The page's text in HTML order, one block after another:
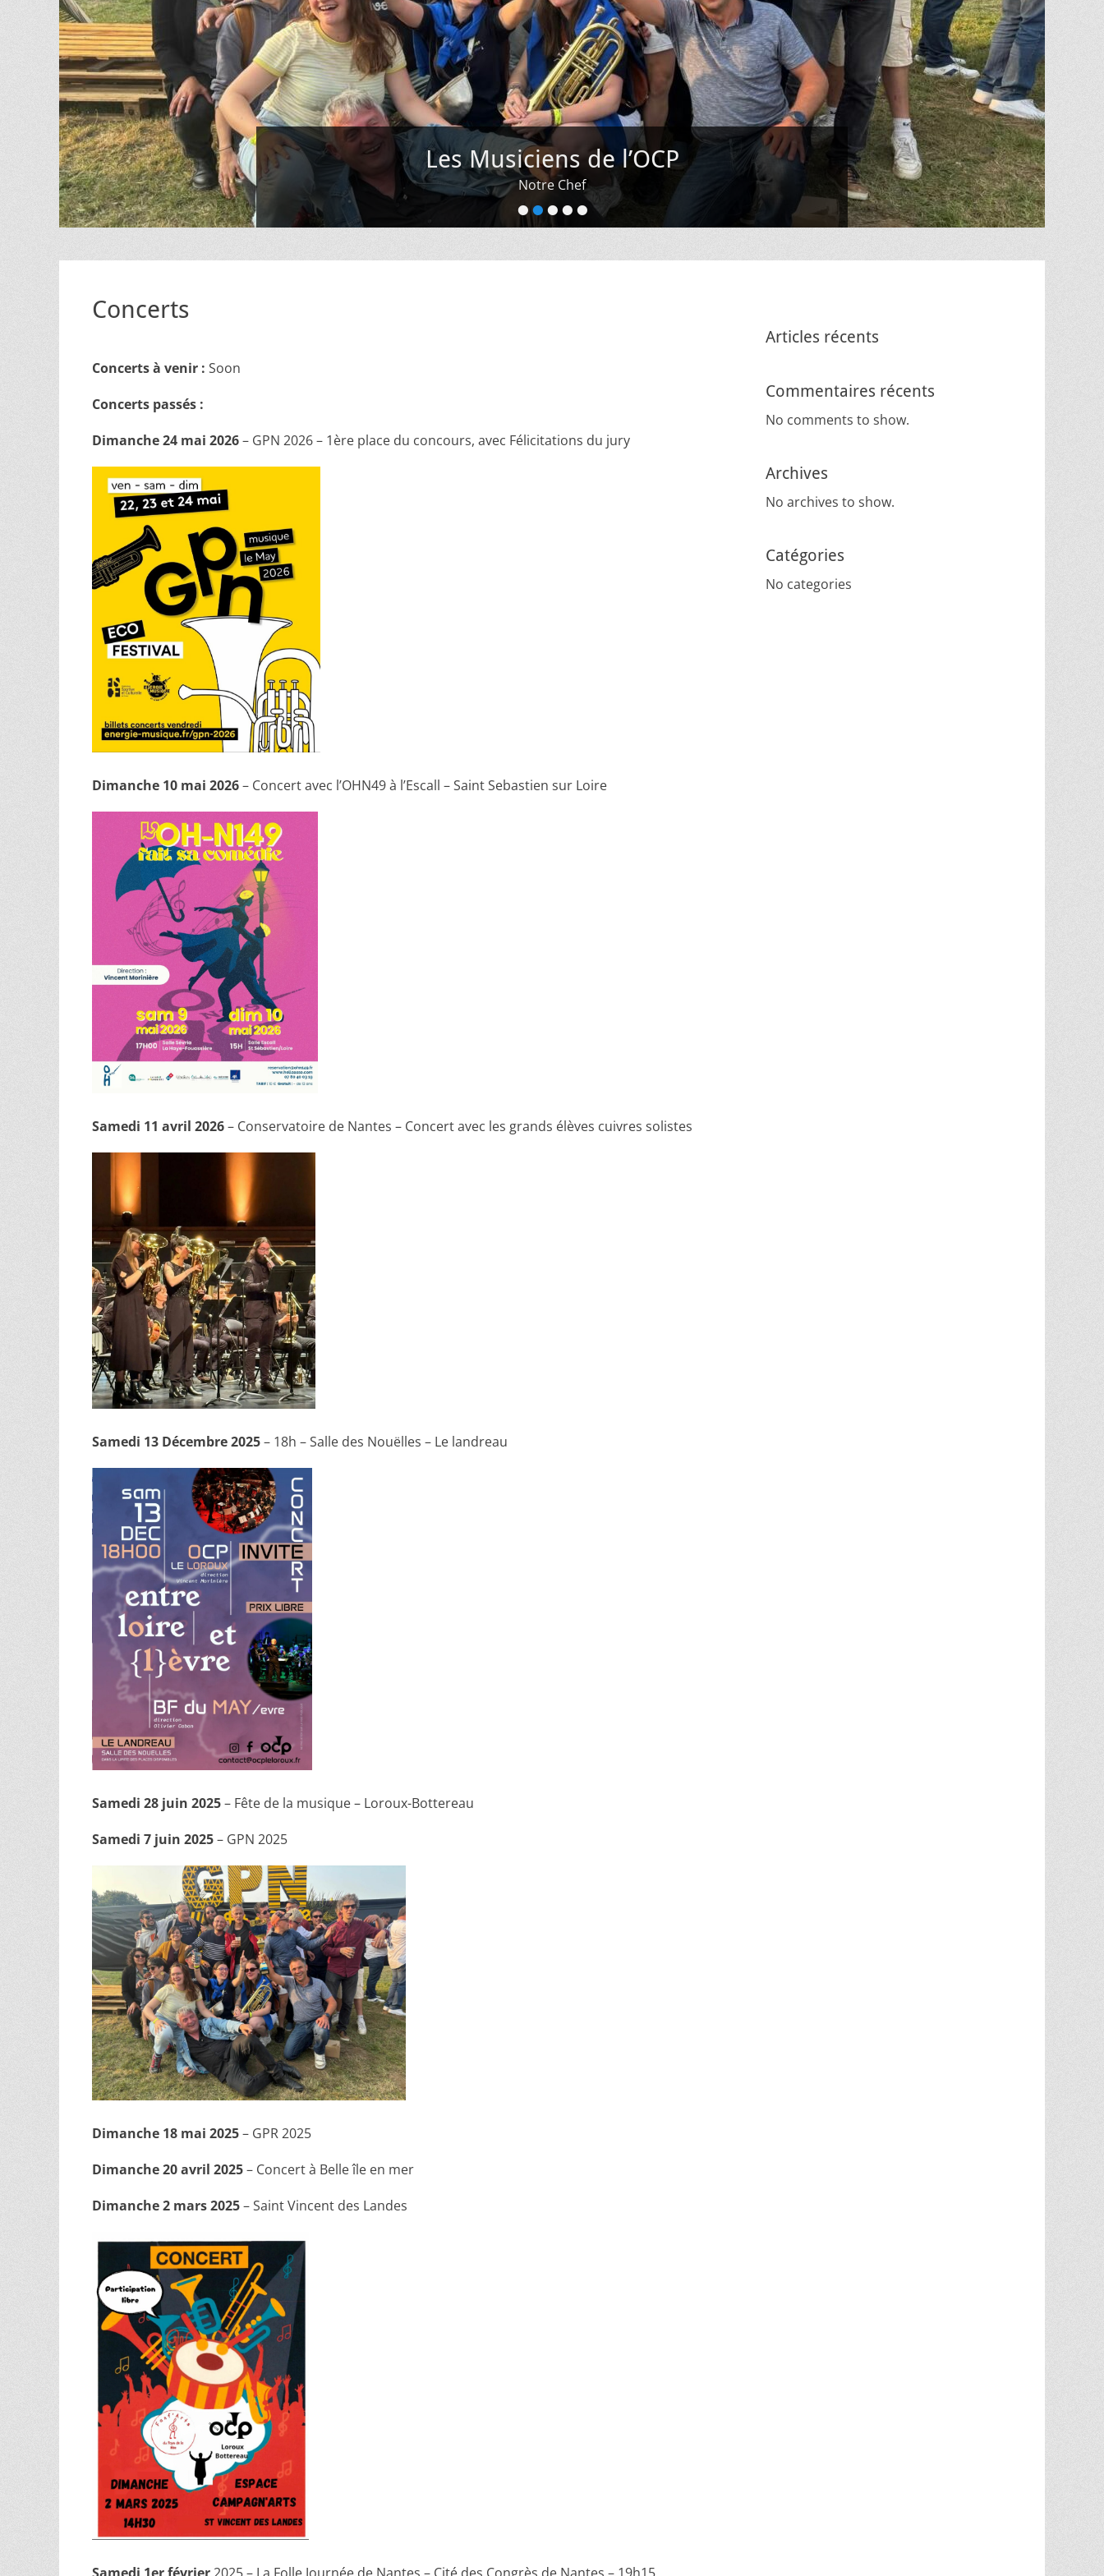
•••••
Les Musiciens de l’OCP
By
Lamarche
Notre Chef
Concerts
Concerts à venir : Soon
Concerts passés :
Dimanche 24 mai 2026– GPN 2026 – 1ère place du concours, avec Félicitations du jury
Dimanche 10 mai 2026– Concert avec l’OHN49 à l’Escall – Saint Sebastien sur Loire
Samedi 11 avril 2026– Conservatoire de Nantes – Concert avec les grands élèves cuivres solistes
Samedi 13 Décembre 2025– 18h – Salle des Nouëlles – Le landreau
Samedi 28 juin 2025– Fête de la musique – Loroux-Bottereau
Samedi 7 juin 2025– GPN 2025
Dimanche 18 mai 2025– GPR 2025
Dimanche 20 avril 2025– Concert à Belle île en mer
Dimanche 2 mars 2025– Saint Vincent des Landes
Articles récents
Commentaires récents
No comments to show.
Archives
No archives to show.
Catégories
No categories